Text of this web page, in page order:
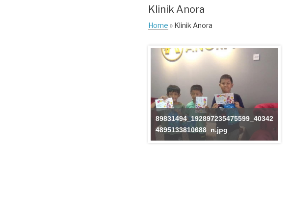
Klinik Anora
Home » Klinik Anora
89831494_192897235475599_40342
4895133810688_n.jpg